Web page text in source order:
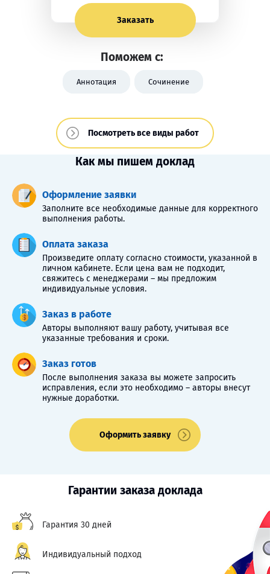
Заказать
Поможем с:
Аннотация Сочинение
Посмотреть все виды работ
Как мы пишем доклад
Оформление заявки
Заполните все необходимые данные для корректного
выполнения работы.
Оплата заказа
Произведите оплату согласно стоимости, указанной в
личном кабинете. Если цена вам не подходит,
свяжитесь с менеджерами – мы предложим
индивидуальные условия.
Заказ в работе
Авторы выполняют вашу работу, учитывая все
указанные требования и сроки.
Заказ готов
После выполнения заказа вы можете запросить
исправления, если это необходимо – авторы внесут
нужные доработки.
Оформить заявку
Гарантии заказа доклада
Гарантия 30 дней
Индивидуальный подход